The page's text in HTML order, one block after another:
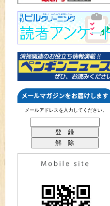
メールアドレスを入力してください。